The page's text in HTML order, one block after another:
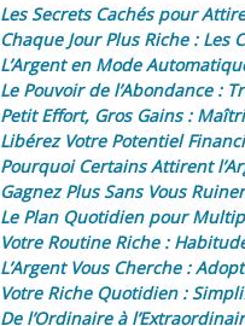
Les Secrets Cachés pour
Chaque Jour Plus Riche : Les
L’Argent en Mode
Le Pouvoir de l’Abondance :
Petit Effort, Gros Gains :
Libérez Votre Potentiel
Pourquoi Certains Attirent
Gagnez Plus Sans Vous
Le Plan Quotidien pour
Votre Routine Riche :
L’Argent Vous Cherche :
Votre Riche Quotidien :
De l’Ordinaire à